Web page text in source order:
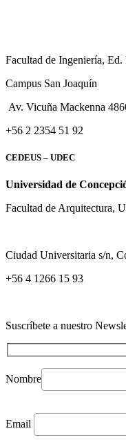
Facultad de Ingeniería,
Campus San Joaquín
Av. Vicuña Mackenna
+56 2 2354 51 92
CEDEUS – UDEC
Universidad de
Facultad de Arquitectura,
Ciudad Universitaria s/n,
+56 4 1266 15 93
Suscríbete a nuestro
Nombre
Email